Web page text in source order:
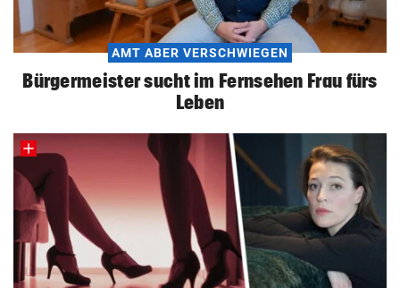
AMT ABER VERSCHWIEGEN
Bürgermeister sucht im Fernsehen Frau fürs
Leben